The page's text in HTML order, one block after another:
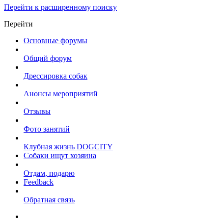
Перейти к расширенному поиску
Перейти
Основные форумы
Общий форум
Дрессировка собак
Анонсы мероприятий
Отзывы
Фото занятий
Клубная жизнь DOGCITY
Собаки ищут хозяина
Отдам, подарю
Feedback
Обратная связь